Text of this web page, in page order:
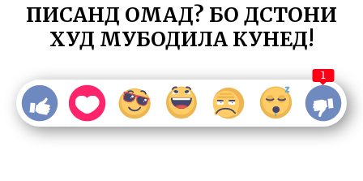
ПИСАНД ОМАД? БО ДӮСТОНИ
ХУД МУБОДИЛА КУНЕД!
1